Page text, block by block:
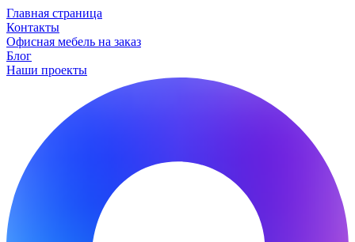
Главная страница
Контакты
Офисная мебель на заказ
Блог
Наши проекты